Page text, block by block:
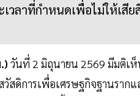
เวลาที่กำหนดเพื่อไม่ให้เสีย
วันที่ 2 มิถุนายน 2569 มีมติเ
สดิการเพื่อเศรษฐกิจฐานราก